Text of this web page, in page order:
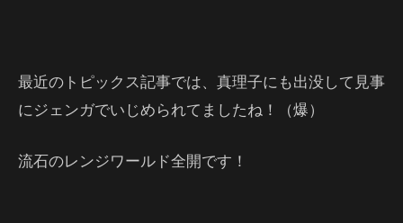
最近のトピックス記事では、真理子にも出没して見事
にジェンガでいじめられてましたね！（爆）
流石のレンジワールド全開です！